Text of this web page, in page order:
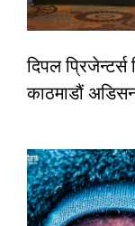
दिपल
काठमाडौं